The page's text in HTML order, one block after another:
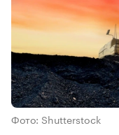
Фото: Shutterstock